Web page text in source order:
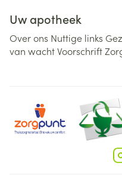
Uw apotheek
Over ons Nuttige links
van wachtVoorschrift